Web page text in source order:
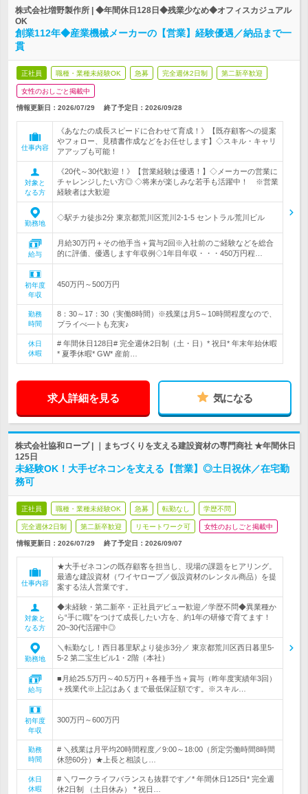
株式会社増野製作所 | ◆年間休日128日◆残業少なめ◆オフィスカジュアル
OK
創業112年◆産業機械メーカーの【営業】経験優遇／納品まで一
貫
正社員 職種・業種未経験OK 急募 完全週休2日制 第二新卒歓迎
女性のおしごと掲載中
情報更新日：2026/07/29 終了予定日： 2026/09/28
仕事内容
《あなたの成長スピードに合わせて育成！》【既存顧客への提案
やフォロー、見積書作成などをお任せします】◇スキル・キャリ
アアップも可能！
対象と
なる方
《20代～30代歓迎！》【営業経験は優遇！】◇メーカーの営業に
チャレンジしたい方◎ ◇将来が楽しみな若手も活躍中！ ※営業
経験者は大歓迎
勤務地
◇駅チカ徒歩2分 東京都荒川区荒川2-1-5 セントラル荒川ビル
給与
月給30万円＋その他手当＋賞与2回※入社前のご経験などを総合
的に評価、優遇します年収例◇1年目年収・・・450万円程…
初年度
年収
450万円～500万円
勤務
時間
8：30～17：30（実働8時間）※残業は月5～10時間程度なので、
プライべ―トも充実♪
休日
休暇
# 年間休日128日# 完全週休2日制（土・日）* 祝日* 年末年始休暇
* 夏季休暇* GW* 産前…
求人詳細を見る 気になる
株式会社協和ロープ | ｜まちづくりを支える建設資材の専門商社 ★年間休日
125日
未経験OK！大手ゼネコンを支える【営業】◎土日祝休／在宅勤
務可
正社員 職種・業種未経験OK 急募 転勤なし 学歴不問
完全週休2日制 第二新卒歓迎 リモートワーク可 女性のおしごと掲載中
情報更新日：2026/07/29 終了予定日： 2026/09/07
仕事内容
★大手ゼネコンの既存顧客を担当し、現場の課題をヒアリング。
最適な建設資材（ワイヤロープ／仮設資材のレンタル商品）を提
案する法人営業です。
対象と
なる方
◆未経験・第二新卒・正社員デビュー歓迎／学歴不問◆異業種か
ら“手に職”をつけて成長したい方を、約1年の研修で育てます！
20~30代活躍中◎
勤務地
＼転勤なし！西日暮里駅より徒歩3分／ 東京都荒川区西日暮里5-
5-2 第二宝生ビル1・2階（本社）
給与
■月給25.5万円～40.5万円＋各種手当＋賞与（昨年度実績年3回）
＋残業代※上記はあくまで最低保証額です。※スキル…
初年度
年収
300万円～600万円
勤務
時間
# ＼残業は月平均20時間程度／9:00～18:00（所定労働時間8時間
休憩60分）★上長と相談し…
休日
休暇
# ＼ワークライフバランスも抜群です／* 年間休日125日* 完全週
休2日制 （土日休み） * 祝日…